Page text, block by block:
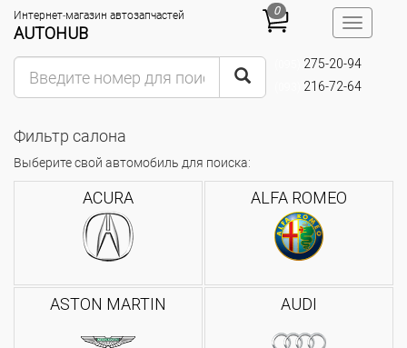
Toggle
0
Интернет-магазин автозапчастей
AUTOHUB
275-20-94
216-72-64
Фильтр салона
Выберите свой автомобиль для поиска:
ACURA ALFA ROMEO
ASTON MARTIN AUDI